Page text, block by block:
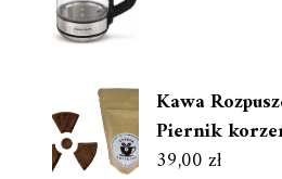
Kawa
Piernik
39,00zł